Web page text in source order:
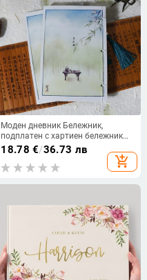
Моден дневник Бележник,
подплатен с хартиен бележник
A5 Бележник Изискана колекция
от цветя Word Book Подвързия
Ново
18.78 €/36.73 лв
add_shopping_cart